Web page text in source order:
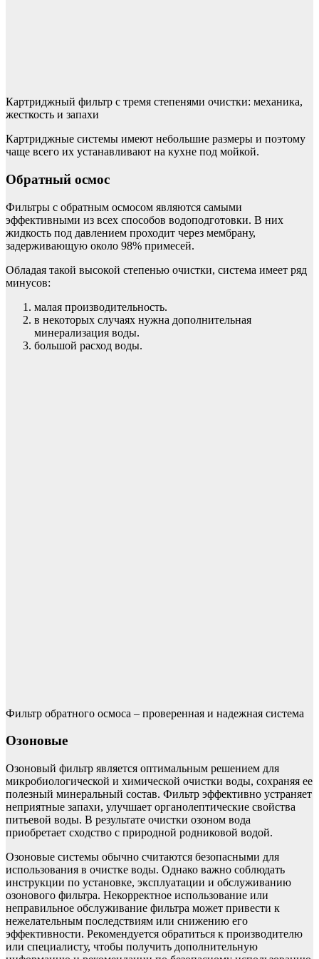
Картриджный фильтр с тремя степенями очистки: механика,
жесткость и запахи
Картриджные системы имеют небольшие размеры и поэтому
чаще всего их устанавливают на кухне под мойкой.
Обратный осмос
Фильтры с обратным осмосом являются самыми
эффективными из всех способов водоподготовки. В них
жидкость под давлением проходит через мембрану,
задерживающую около 98% примесей.
Обладая такой высокой степенью очистки, система имеет ряд
минусов:
малая производительность.
в некоторых случаях нужна дополнительная
минерализация воды.
большой расход воды.
Фильтр обратного осмоса – проверенная и надежная система
Озоновые
Озоновый фильтр является оптимальным решением для
микробиологической и химической очистки воды, сохраняя ее
полезный минеральный состав. Фильтр эффективно устраняет
неприятные запахи, улучшает органолептические свойства
питьевой воды. В результате очистки озоном вода
приобретает сходство с природной родниковой водой.
Озоновые системы обычно считаются безопасными для
использования в очистке воды. Однако важно соблюдать
инструкции по установке, эксплуатации и обслуживанию
озонового фильтра. Некорректное использование или
неправильное обслуживание фильтра может привести к
нежелательным последствиям или снижению его
эффективности. Рекомендуется обратиться к производителю
или специалисту, чтобы получить дополнительную